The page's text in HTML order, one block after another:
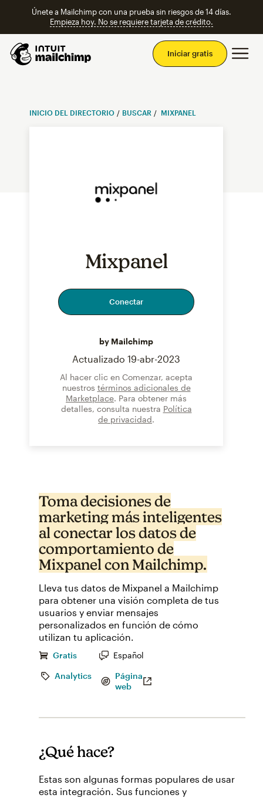
Únete a Mailchimp con una prueba sin riesgos de 14 días.
Empieza hoy. No se requiere tarjeta de crédito.
Iniciar gratis
INICIO DEL DIRECTORIO BUSCAR MIXPANEL
Mixpanel
Conectar
by Mailchimp
Actualizado 19-abr-2023
Al hacer clic en Comenzar, acepta
nuestros términos adicionales de
Marketplace. Para obtener más
detalles, consulta nuestra Política
de privacidad.
Toma decisiones de
marketing más inteligentes
al conectar los datos de
comportamiento de
Mixpanel con Mailchimp.
Lleva tus datos de Mixpanel a Mailchimp
para obtener una visión completa de tus
usuarios y enviar mensajes
personalizados en función de cómo
utilizan tu aplicación.
Gratis Español
Analytics
Página
web
¿Qué hace?
Estas son algunas formas populares de usar
esta integración. Sus funciones y